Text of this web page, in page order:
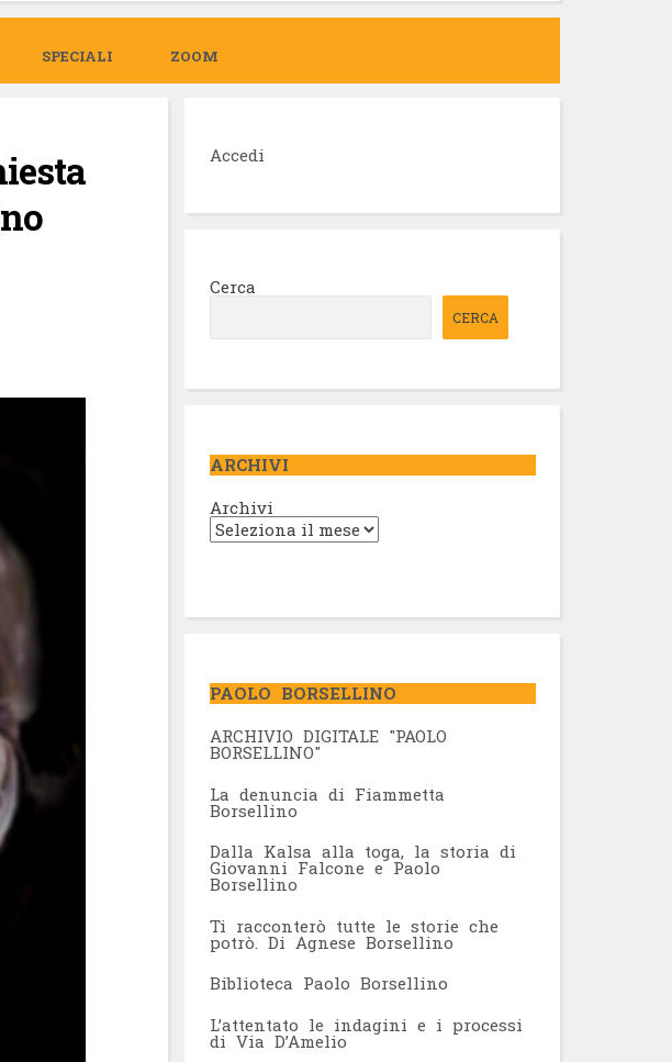
SPECIALI ZOOM
Accedi
Cerca
CERCA
ARCHIVI
Archivi
PAOLO BORSELLINO
ARCHIVIO DIGITALE "PAOLO
BORSELLINO"
La denuncia di Fiammetta
Borsellino
Dalla Kalsa alla toga, la storia di
Giovanni Falcone e Paolo
Borsellino
Ti racconterò tutte le storie che
potrò. Di Agnese Borsellino
Biblioteca Paolo Borsellino
L’attentato le indagini e i processi
di Via D’Amelio